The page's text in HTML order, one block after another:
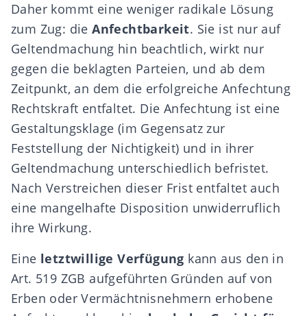
Daher kommt eine weniger radikale Lösung
zum Zug: dieAnfechtbarkeit. Sie ist nur auf
Geltendmachung hin beachtlich, wirkt nur
gegen die beklagten Parteien, und ab dem
Zeitpunkt, an dem die erfolgreiche Anfechtung
Rechtskraft entfaltet. Die Anfechtung ist eine
Gestaltungsklage (im Gegensatz zur
Feststellung der Nichtigkeit) und in ihrer
Geltendmachung unterschiedlich befristet.
Nach Verstreichen dieser Frist entfaltet auch
eine mangelhafte Disposition unwiderruflich
ihre Wirkung.
Eine letztwillige Verfügung kann aus den in
Art. 519 ZGB aufgeführten Gründen auf von
Erben oder Vermächtnisnehmern erhobene